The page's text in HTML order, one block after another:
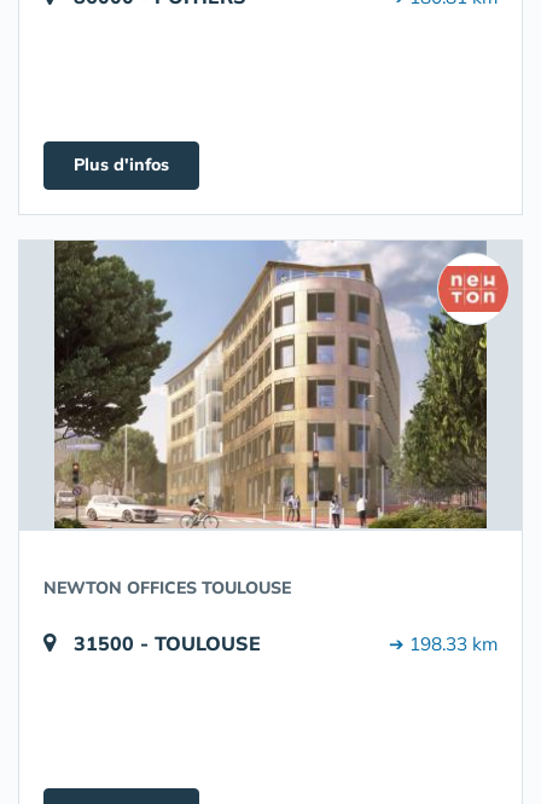
Plus d'infos
NEWTON OFFICES TOULOUSE
31500 - TOULOUSE ➔ 198.33 km